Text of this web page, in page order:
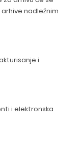
nadležnim
i
i elektronska